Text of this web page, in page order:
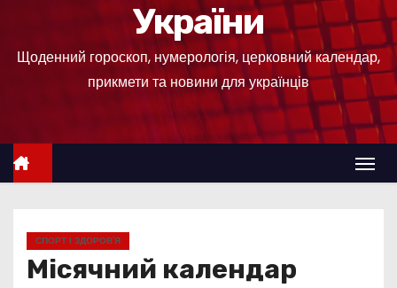
е
України
Щоденний гороскоп, нумерологія, церковний календар,
прикмети та новини для українців
СПОРТ І ЗДОРОВ’Я
Місячний календар